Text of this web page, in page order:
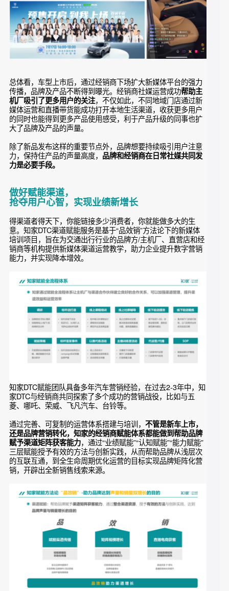
城千店经销商联动直播等营销形式，最终达成了“盲订1小时破
10000单”、“4.3万线索+订单总量”的好成绩，并强势占领微博
10亿级曝光与抖音汽车榜单TOP4的排名。
总体看，车型上市后，通过经销商下场扩大新媒体平台的强力
传播，品牌及产品不断得到曝光。经销商社媒运营成功
机厂吸引了更多用户的关注，不仅如此，不同地域门店通过新
媒体运营和直播带货能成功打开本地生活渠道，收获更多用户
的同时也能得到更多产品使用感受，利于产品升级的同事也扩
除了新品发布这样的重要节点外，品牌想要持续吸引用户注意
力，保持住产品的声量高度，
力是必要手段。
做好赋能渠道，
抢夺用户心智，实现业绩新增长
意。知家DTC渠道赋能服务是基于“品效销”方法论下的新媒体
培训项目，旨在为交通出行行业的品牌方/主机厂、直营店和经
销商等机构提供新媒体渠道运营教学，助力企业提升数字营销
能力，并实现降本增效。
知家DTC赋能团队具备多年汽车营销经验，在过去2-3年中，知
家DTC与经销商共同探索了多个成功的营销战役，比如与五
菱、哪吒、荣威、飞凡汽车、台铃等。